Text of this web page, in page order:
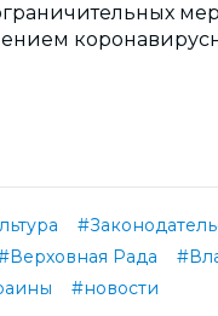
Рада
#новости